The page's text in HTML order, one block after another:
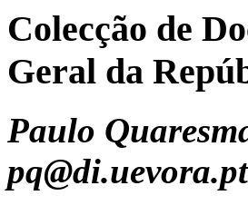
Colecção de
Geral da
Paulo
pq@di.uevora.pt